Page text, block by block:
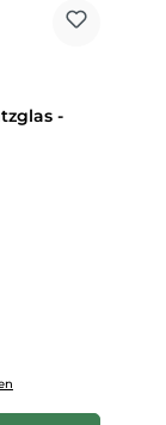
-
oder benutze die